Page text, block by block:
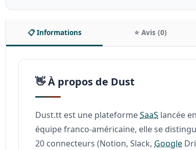
📋 Informations ⭐ Avis (0)
👋 À propos de Dust
Dust.tt est une plateformeSaaS lancée
équipe franco-américaine, elle se
20 connecteurs (Notion, Slack, Google